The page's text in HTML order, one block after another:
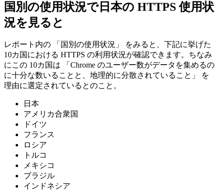
国別の使用状況で日本の HTTPS 使用状
況を見ると
レポート内の 「国別の使用状況」 をみると、下記に挙げた
10カ国における HTTPS の利用状況が確認できます。ちなみ
にこの 10カ国は 「Chrome のユーザー数がデータを集めるの
に十分な数いることと、地理的に分散されていること」 を
理由に選定されているとのこと。
日本
アメリカ合衆国
ドイツ
フランス
ロシア
トルコ
メキシコ
ブラジル
インドネシア